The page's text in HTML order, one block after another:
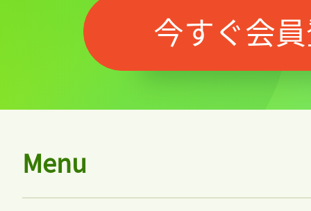
今すぐ会
Menu